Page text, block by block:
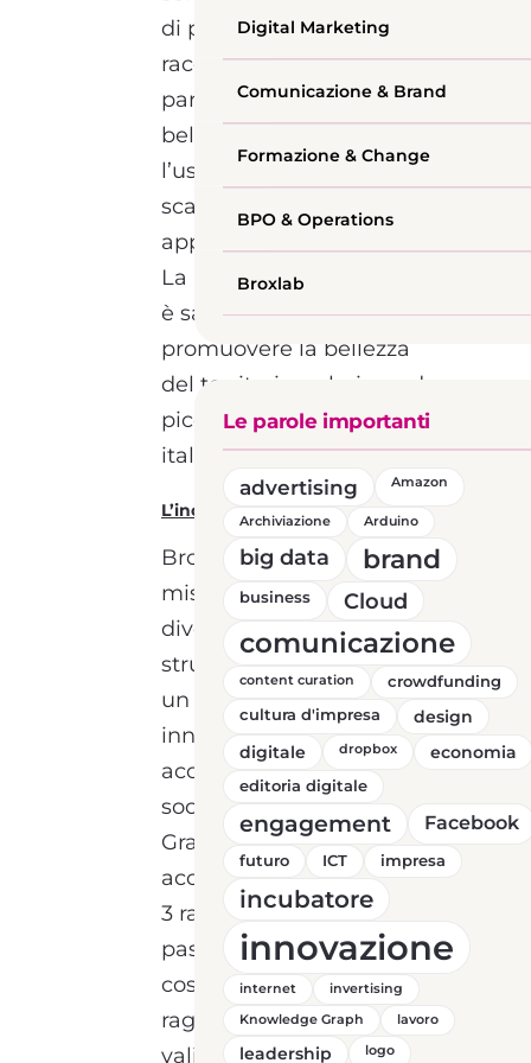
di promuovere i territori,
raccontando la storia e le
particolarità dei luoghi più
belli d’Italia attraverso
l’uso di audioguide
scaricabili tramite
applicazione.
La mission di Flico, infatti,
è salvaguardare e
promuovere la bellezza
del territorio, valorizzando
piccoli e medi Comuni
italiani.
L’incontro con Broxlab
Broxlab crede nella
mission di Flico, ne
diventa socio, e decide di
strutturare per la Start-Up
un metodo di lavoro
innovativo,
accompagnando la
società sul mercato.
Grazie al metodo di
accelerazione di Broxlab, i
3 ragazzi proponenti sono
passati da un’idea alla
costituzione della società,
raggiungendo la
validazione del modello di
Digital Marketing
Comunicazione & Brand
Formazione & Change
BPO & Operations
Broxlab
Le parole importanti
advertising Amazon
Archiviazione Arduino
big data brand
business Cloud
comunicazione
content curation
crowdfunding
cultura d'impresa
design
digitale
dropbox economia
editoria digitale
engagement Facebook
futuro ICT impresa
incubatore
innovazione
internet
invertising
Knowledge Graph
lavoro
leadership logo